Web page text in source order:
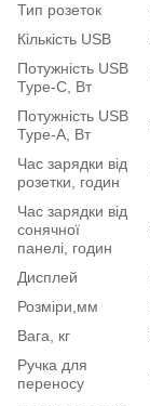
Тип розеток
Кількість USB
Потужність USB
Type-C, Вт
Потужність USB
Type-A, Вт
Час зарядки від
розетки, годин
Час зарядки від
сонячної
панелі, годин
Дисплей
Розміри,мм
Вага, кг
Ручка для
переносу